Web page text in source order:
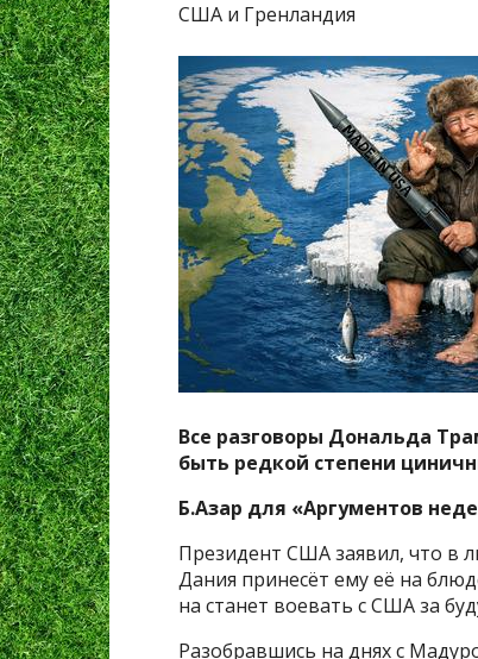
США и Гренландия
Все разговоры Дональда
быть редкой степени
Б.Азар для «Аргументов
Президент США заявил, что в
Дания принесёт ему её на
на станет воевать с США за
Разобравшись на днях с